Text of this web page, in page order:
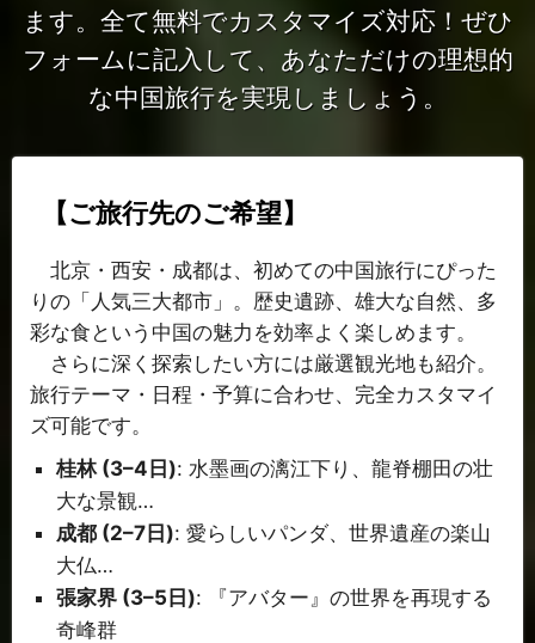
ます。全て無料でカスタマイズ対応！ぜひ
フォームに記入して、あなただけの理想的
な中国旅行を実現しましょう。
【ご旅行先のご希望】
北京・西安・成都は、初めての中国旅行にぴった
りの「人気三大都市」。歴史遺跡、雄大な自然、多
彩な食という中国の魅力を効率よく楽しめます。
さらに深く探索したい方には厳選観光地も紹介。
旅行テーマ・日程・予算に合わせ、完全カスタマイ
ズ可能です。
桂林 (3–4日): 水墨画の漓江下り、龍脊棚田の壮
大な景観…
成都 (2–7日): 愛らしいパンダ、世界遺産の楽山
大仏…
張家界 (3–5日): 『アバター』の世界を再現する
奇峰群